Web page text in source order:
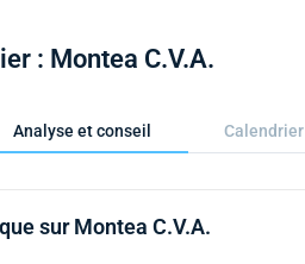
: Montea C.V.A.
Analyse et conseil Calendrier
sur Montea C.V.A.